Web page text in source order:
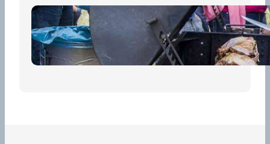
Pro diváky
30 dubna, 2026